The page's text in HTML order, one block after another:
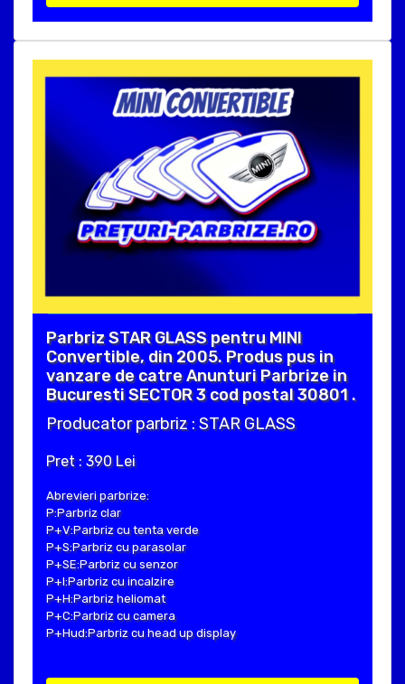
Parbriz STAR GLASS pentru MINI
Convertible, din 2005. Produs pus in
vanzare de catre Anunturi Parbrize in
Bucuresti SECTOR 3 cod postal 30801 .
Producator parbriz : STAR GLASS
Pret : 390 Lei
Abrevieri parbrize:
P:Parbriz clar
P+V:Parbriz cu tenta verde
P+S:Parbriz cu parasolar
P+SE:Parbriz cu senzor
P+I:Parbriz cu incalzire
P+H:Parbriz heliomat
P+C:Parbriz cu camera
P+Hud:Parbriz cu head up display